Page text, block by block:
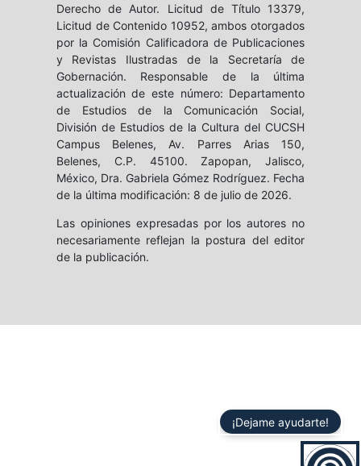
Derecho de Autor. Licitud de Título 13379,
Licitud de Contenido 10952, ambos otorgados
por la Comisión Calificadora de Publicaciones
y Revistas Ilustradas de la Secretaría de
Gobernación. Responsable de la última
actualización de este número: Departamento
de Estudios de la Comunicación Social,
División de Estudios de la Cultura del CUCSH
Campus Belenes, Av. Parres Arias 150,
Belenes, C.P. 45100. Zapopan, Jalisco,
México, Dra. Gabriela Gómez Rodríguez. Fecha
de la última modificación: 8 de julio de 2026.
Las opiniones expresadas por los autores no
necesariamente reflejan la postura del editor
de la publicación.
¡Dejame ayudarte!